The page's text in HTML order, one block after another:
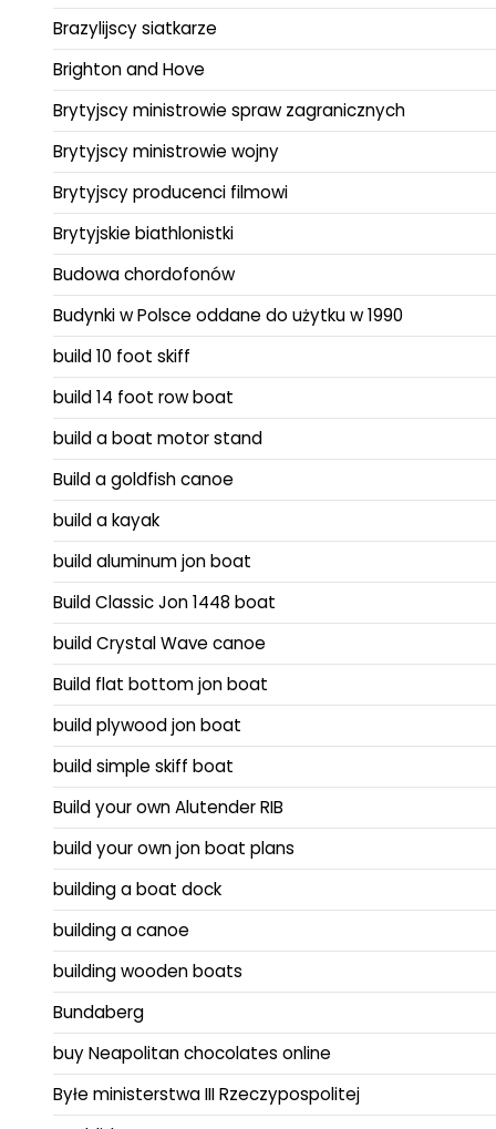
Brazylijscy siatkarze
Brighton and Hove
Brytyjscy ministrowie spraw zagranicznych
Brytyjscy ministrowie wojny
Brytyjscy producenci filmowi
Brytyjskie biathlonistki
Budowa chordofonów
Budynki w Polsce oddane do użytku w 1990
build 10 foot skiff
build 14 foot row boat
build a boat motor stand
Build a goldfish canoe
build a kayak
build aluminum jon boat
Build Classic Jon 1448 boat
build Crystal Wave canoe
Build flat bottom jon boat
build plywood jon boat
build simple skiff boat
Build your own Alutender RIB
build your own jon boat plans
building a boat dock
building a canoe
building wooden boats
Bundaberg
buy Neapolitan chocolates online
Byłe ministerstwa III Rzeczypospolitej